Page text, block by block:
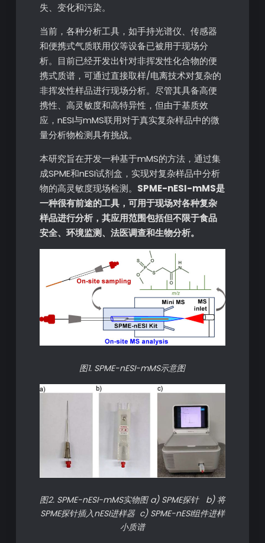
失、变化和污染。
当前，各种分析工具，如手持光谱仪、传感器
和便携式气质联用仪等设备已被用于现场分
析。目前已经开发出针对非挥发性化合物的便
携式质谱，可通过直接取样/电离技术对复杂的
非挥发性样品进行现场分析。尽管其具备高便
携性、高灵敏度和高特异性，但由于基质效
应，nESI与mMS联用对于真实复杂样品中的微
量分析物检测具有挑战。
本研究旨在开发一种基于mMS的方法，通过集
成SPME和nESI试剂盒，实现对复杂样品中分析
物的高灵敏度现场检测。 SPME-nESI-mMS是
一种很有前途的工具，可用于现场对各种复杂
样品进行分析，其应用范围包括但不限于食品
安全、环境监测、法医调查和生物分析。
图1. SPME-nESI-mMS示意图
图2. SPME-nESI-mMS实物图 a) SPME探针 b) 将
SPME探针插入nESI进样器 c) SPME-nESI组件进样
小质谱